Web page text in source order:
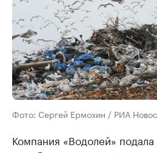
Фото: Сергей Ермохин / РИА
Компания «Водолей»